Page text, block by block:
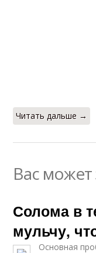
Читать дальше →
Вас может
Солома в
мульчу,
Основная